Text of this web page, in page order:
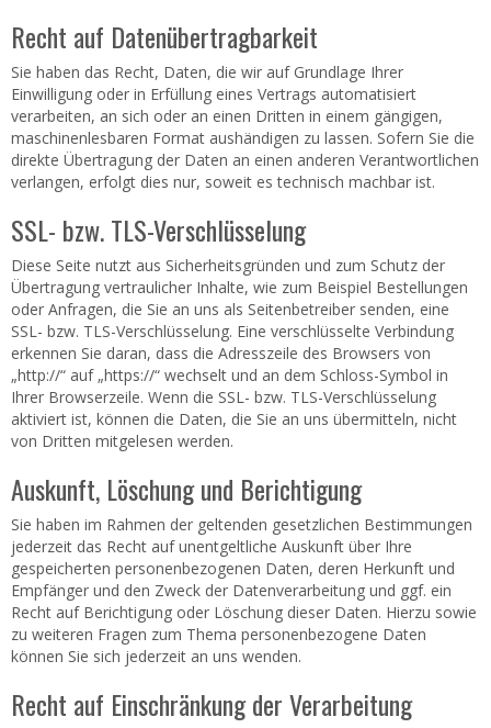
Recht auf Daten­übertrag­barkeit
Sie haben das Recht, Daten, die wir auf Grundlage Ihrer
Einwilligung oder in Erfüllung eines Vertrags automatisiert
verarbeiten, an sich oder an einen Dritten in einem gängigen,
maschinenlesbaren Format aushändigen zu lassen. Sofern Sie die
direkte Übertragung der Daten an einen anderen Verantwortlichen
verlangen, erfolgt dies nur, soweit es technisch machbar ist.
SSL- bzw. TLS-Verschlüsselung
Diese Seite nutzt aus Sicherheitsgründen und zum Schutz der
Übertragung vertraulicher Inhalte, wie zum Beispiel Bestellungen
oder Anfragen, die Sie an uns als Seitenbetreiber senden, eine
SSL- bzw. TLS-Verschlüsselung. Eine verschlüsselte Verbindung
erkennen Sie daran, dass die Adresszeile des Browsers von
„http://“ auf „https://“ wechselt und an dem Schloss-Symbol in
Ihrer Browserzeile. Wenn die SSL- bzw. TLS-Verschlüsselung
aktiviert ist, können die Daten, die Sie an uns übermitteln, nicht
von Dritten mitgelesen werden.
Auskunft, Löschung und Berichtigung
Sie haben im Rahmen der geltenden gesetzlichen Bestimmungen
jederzeit das Recht auf unentgeltliche Auskunft über Ihre
gespeicherten personenbezogenen Daten, deren Herkunft und
Empfänger und den Zweck der Datenverarbeitung und ggf. ein
Recht auf Berichtigung oder Löschung dieser Daten. Hierzu sowie
zu weiteren Fragen zum Thema personenbezogene Daten
können Sie sich jederzeit an uns wenden.
Recht auf Einschränkung der Verarbeitung